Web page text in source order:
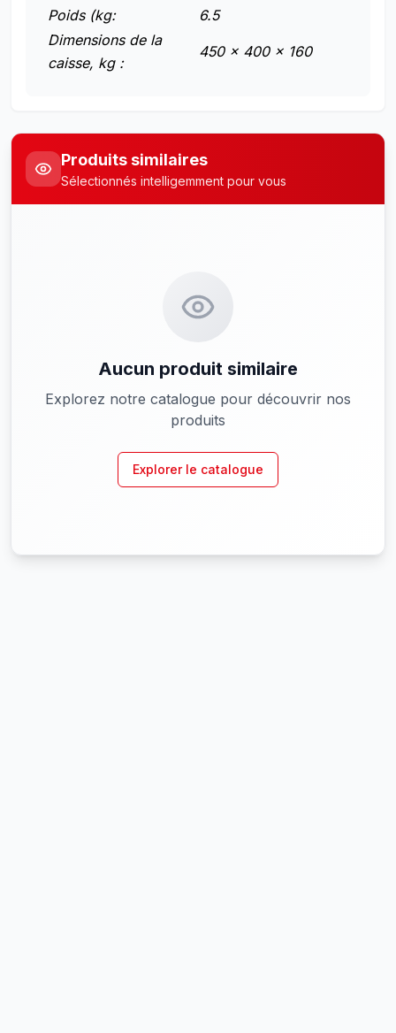
Poids (kg:
6.5
Dimensions de la
caisse, kg :
450 x 400 x 160
Produits similaires
Sélectionnés intelligemment pour vous
Aucun produit similaire
Explorez notre catalogue pour découvrir nos
produits
Explorer le catalogue